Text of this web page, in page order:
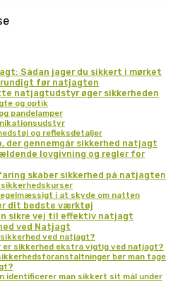
Sådan jager du sikkert i mørket
før natjagten
natjagtudstyr øger sikkerheden
og optik
pandelamper
og refleksdetaljer
der gennemgår sikkerhed natjagt
lovgivning og regler for
skaber sikkerhed på natjagten
sikkerhedskurser
i at skyde om natten
dit bedste værktøj
sikre vej til effektiv natjagt
ved Natjagt
sikkerhed ved natjagt?
er sikkerhed ekstra vigtig ved natjagt?
bør man tage
identificerer man sikkert sit mål under